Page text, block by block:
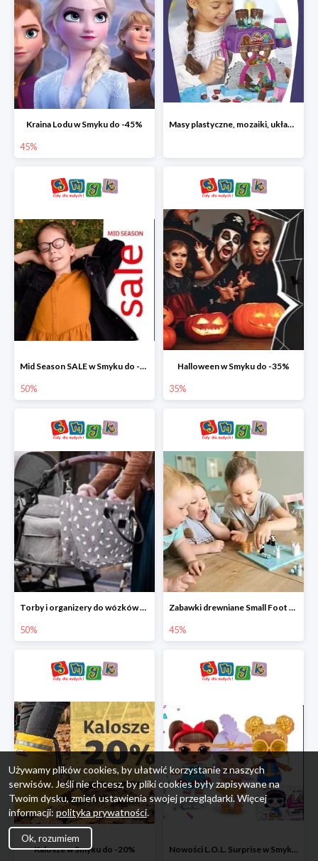
Kraina Lodu w Smyku do -45%
45%
Masy plastyczne, mozaiki, układanki do -45%
Mid Season SALE w Smyku do -50%
50%
Halloween w Smyku do -35%
35%
Torby i organizery do wózków w Smyku do -50%
50%
Zabawki drewniane Small Foot do -45%
45%
Kalosze w Smyku do -20% Nowości L.O.L. Surprise w Smyku do -45%
Używamy plików cookies, by ułatwić korzystanie z naszych
serwisów. Jeśli nie chcesz, by pliki cookies były zapisywane na
Twoim dysku, zmień ustawienia swojej przeglądarki. Więcej
informacji: polityka prywatności.
Ok, rozumiem